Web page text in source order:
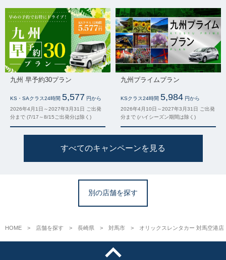
九州 早予約30プラン
KS・SAクラス24時間 5,577 円から
2026年4月1日～2027年3月31日 ご出発
分まで (7/17～8/15ご出発分は除く)
九州プライムプラン
KSクラス24時間 5,984 円から
2026年4月10日～2027年3月31日 ご出発
分まで (ハイシーズン期間は除く)
すべてのキャンペーンを見る
別の店舗を探す
HOME 店舗を探す 長崎県 対馬市 オリックスレンタカー 対馬空港店